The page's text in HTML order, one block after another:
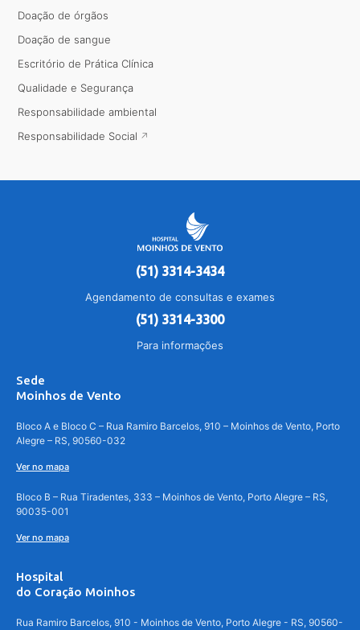
Doação de órgãos
Doação de sangue
Escritório de Prática Clínica
Qualidade e Segurança
Responsabilidade ambiental
Responsabilidade Social
(51) 3314-3434
Agendamento de consultas e exames
(51) 3314-3300
Para informações
Sede
Moinhos de Vento
Bloco A e Bloco C – Rua Ramiro Barcelos, 910 – Moinhos de Vento, Porto
Alegre – RS, 90560-032
Ver no mapa
Bloco B – Rua Tiradentes, 333 – Moinhos de Vento, Porto Alegre – RS,
90035-001
Ver no mapa
Hospital
do Coração Moinhos
Rua Ramiro Barcelos, 910 - Moinhos de Vento, Porto Alegre - RS, 90560-